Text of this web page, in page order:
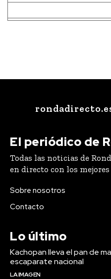
El periódico de
Todas las noticias de
en directo con los
Sobre nosotros
Contacto
Lo último
Kachopan lleva el pan de
escaparate nacional
LA IMAGEN